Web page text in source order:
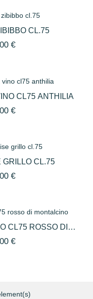
CL.75
€
CL75 ANTHILIA
€
FINA MAKISE GRILLO CL.75
€
CL75 ROSSO DI
€